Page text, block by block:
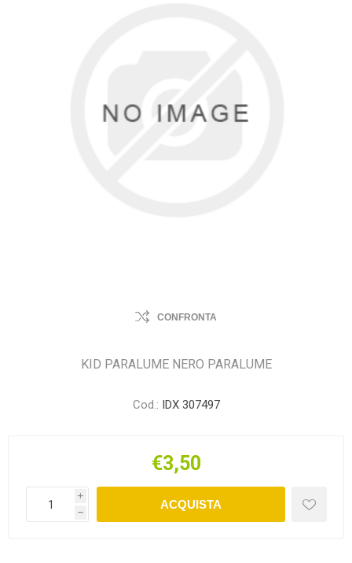
CONFRONTA
KID PARALUME NERO PARALUME
Cod.: IDX 307497
€3,50
i
h
ACQUISTA